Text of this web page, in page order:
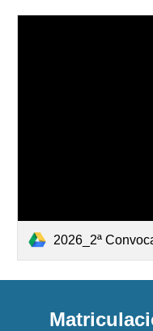
2026_2ª